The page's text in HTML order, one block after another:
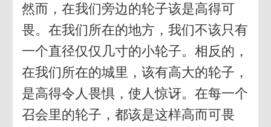
然而，在我们旁边的轮子该是高得可
畏。在我们所在的地方，我们不该只有
一个直径仅仅几寸的小轮子。相反的，
在我们所在的城里，该有高大的轮子，
是高得令人畏惧，使人惊讶。在每一个
召会里的轮子，都该是这样高而可畏